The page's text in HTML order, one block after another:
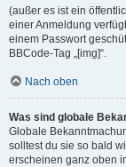
(außer es ist ein
einer Anmeldung
einem Passwort
BBCode-Tag „[img]“.
Nach oben
Was sind globale
Globale
solltest du sie so bald
erscheinen ganz oben